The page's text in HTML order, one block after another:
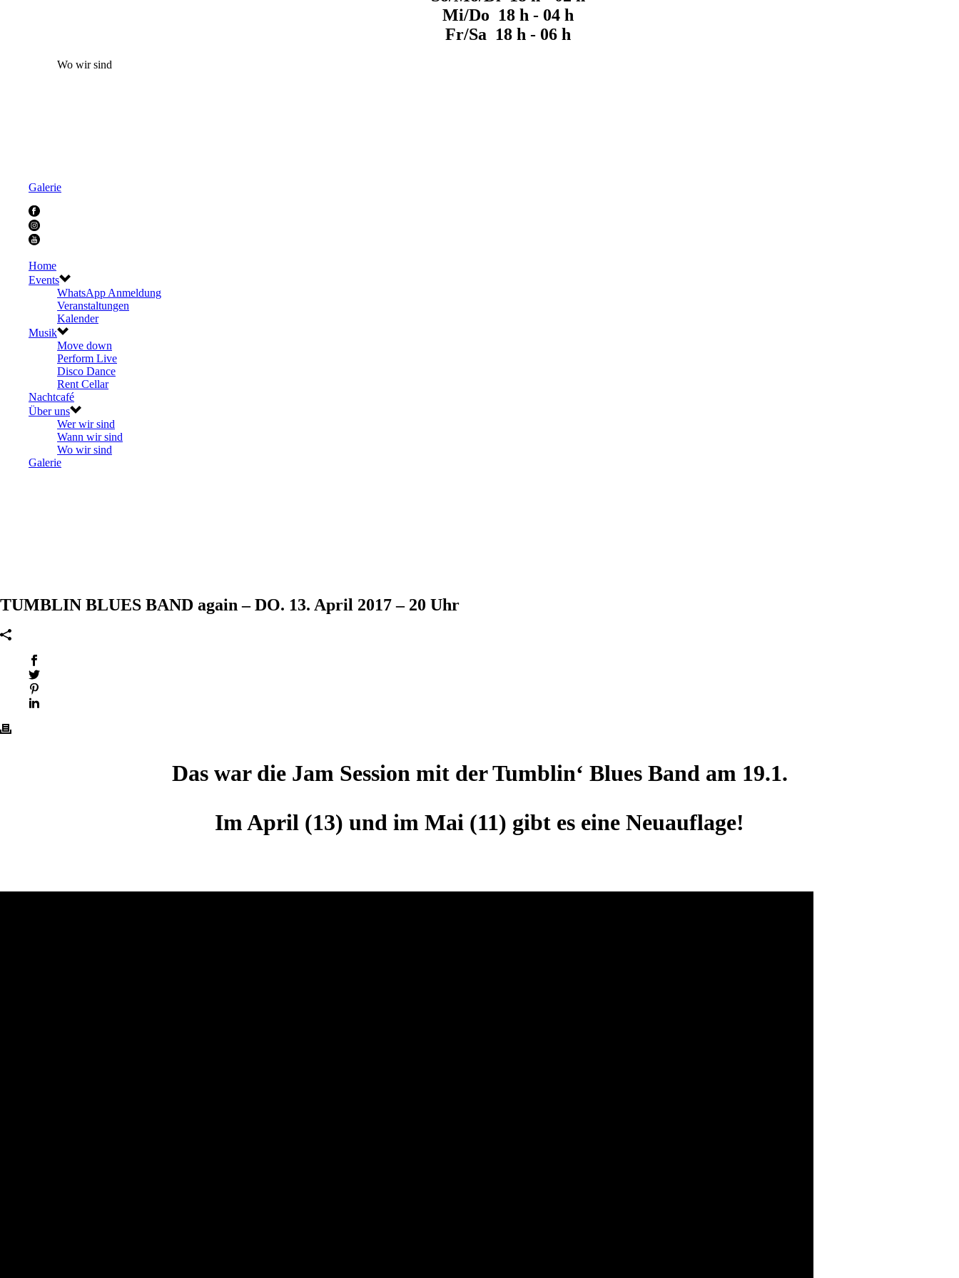
Mi/Do 18 h - 04 h
Fr/Sa 18 h - 06 h
Wo wir sind
Galerie
Home
Events
WhatsApp Anmeldung
Veranstaltungen
Kalender
Musik
Move down
Perform Live
Disco Dance
Rent Cellar
Nachtcafé
Über uns
Wer wir sind
Wann wir sind
Wo wir sind
Galerie
TUMBLIN BLUES BAND again – DO. 13. April 2017 – 20 Uhr
Das war die Jam Session mit der Tumblin‘ Blues Band am 19.1.
Im April (13) und im Mai (11) gibt es eine Neuauflage!